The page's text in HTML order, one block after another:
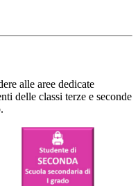
alle aree dedicate
delle classi terze e seconde